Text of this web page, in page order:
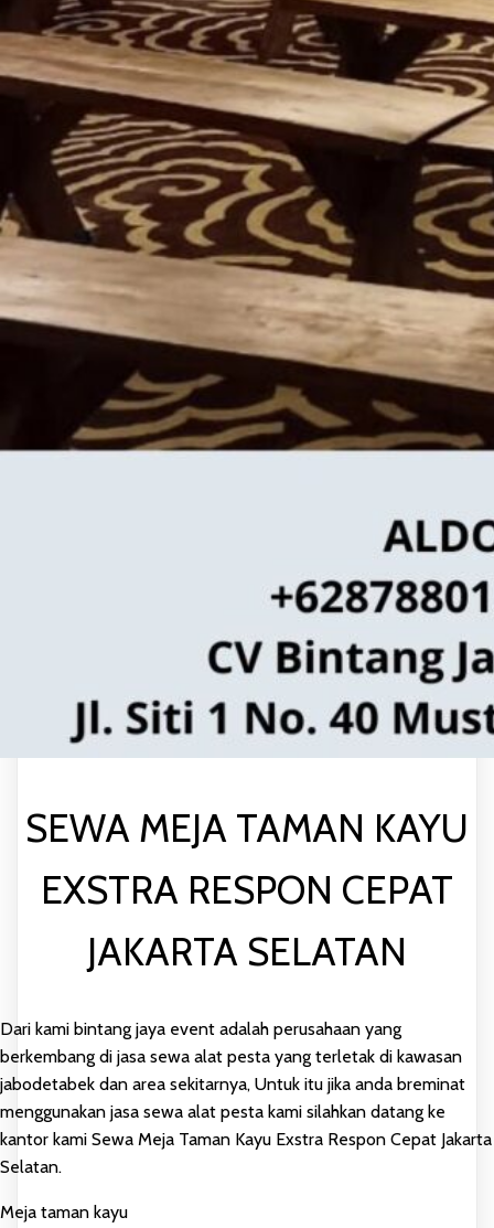
SEWA MEJA TAMAN KAYU
EXSTRA RESPON CEPAT
JAKARTA SELATAN
Dari kami bintang jaya event adalah perusahaan yang
berkembang di jasa sewa alat pesta yang terletak di kawasan
jabodetabek dan area sekitarnya, Untuk itu jika anda breminat
menggunakan jasa sewa alat pesta kami silahkan datang ke
kantor kami Sewa Meja Taman Kayu Exstra Respon Cepat Jakarta
Selatan.
Meja taman kayu